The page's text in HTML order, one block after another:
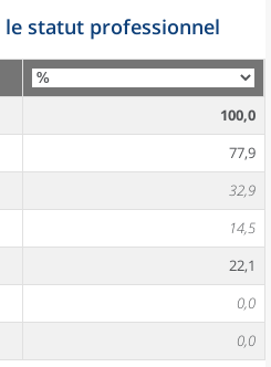
le statut professionnel
100,0
77,9
32,9
14,5
22,1
0,0
0,0